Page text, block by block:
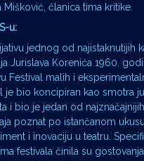
Mišković, članica tima kritike.
u:
jednog od najistaknutijih
Jurislava Korenića 1960.
Festival malih i
je bio koncipiran kao smotra
i bio je jedan od
poznat po istančanom
i inovaciju u teatru.
festivala činila su